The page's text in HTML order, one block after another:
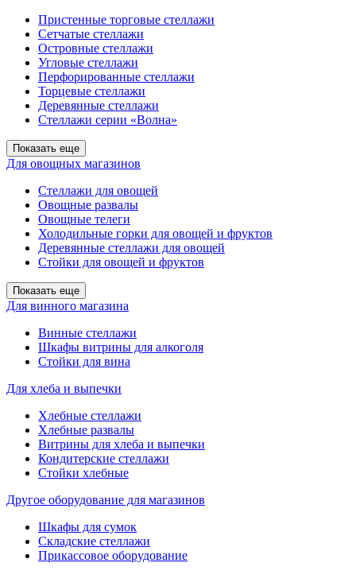
Пристенные торговые стеллажи
Сетчатые стеллажи
Островные стеллажи
Угловые стеллажи
Перфорированные стеллажи
Торцевые стеллажи
Деревянные стеллажи
Стеллажи серии «Волна»
Показать еще
Для овощных магазинов
Стеллажи для овощей
Овощные развалы
Овощные телеги
Холодильные горки для овощей и фруктов
Деревянные стеллажи для овощей
Стойки для овощей и фруктов
Показать еще
Для винного магазина
Винные стеллажи
Шкафы витрины для алкоголя
Стойки для вина
Для хлеба и выпечки
Хлебные стеллажи
Хлебные развалы
Витрины для хлеба и выпечки
Кондитерские стеллажи
Стойки хлебные
Другое оборудование для магазинов
Шкафы для сумок
Складские стеллажи
Прикассовое оборудование